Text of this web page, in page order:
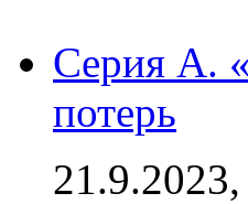
Серия А.
потерь